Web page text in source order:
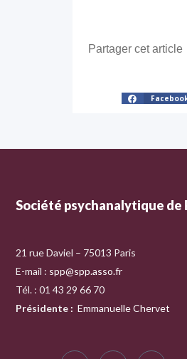
Partager cet article
Société psychanalytique de
21 rue Daviel – 75013 Paris
E-mail : spp@spp.asso.fr
Tél. : 01 43 29 66 70
Présidente : Emmanuelle Chervet